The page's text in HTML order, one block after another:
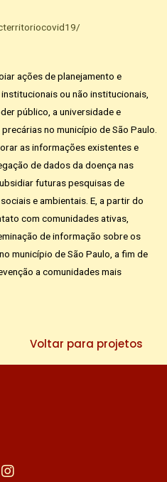
ações de planejamento e
ou não institucionais,
público, a universidade e
no município de São Paulo.
as informações existentes e
de dados da doença nas
futuras pesquisas de
e ambientais. E, a partir do
com comunidades ativas,
de informação sobre os
município de São Paulo, a fim de
a comunidades mais
Voltar para projetos